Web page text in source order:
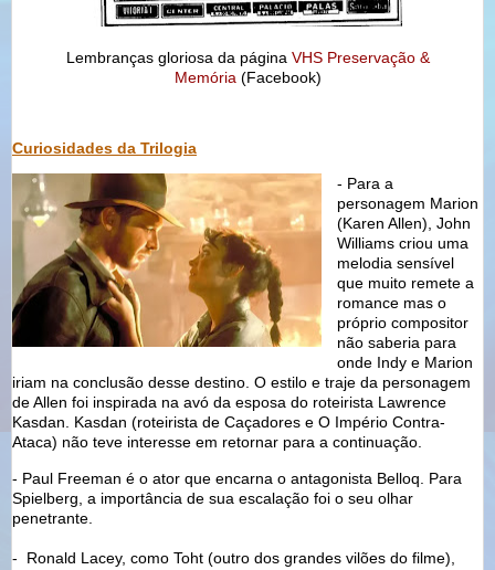
Lembranças gloriosa da página VHS Preservação &
Memória (Facebook)
Curiosidades da Trilogia
- Para a
personagem Marion
(Karen Allen), John
Williams criou uma
melodia sensível
que muito remete a
romance mas o
próprio compositor
não saberia para
onde Indy e Marion
iriam na conclusão desse destino. O estilo e traje da personagem
de Allen foi inspirada na avó da esposa do roteirista Lawrence
Kasdan. Kasdan (roteirista de Caçadores e O Império Contra-
Ataca) não teve interesse em retornar para a continuação.
- Paul Freeman é o ator que encarna o antagonista Belloq. Para
Spielberg, a importância de sua escalação foi o seu olhar
penetrante.
- Ronald Lacey, como Toht (outro dos grandes vilões do filme),